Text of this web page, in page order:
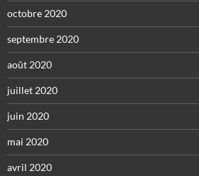
octobre 2020
septembre 2020
août 2020
juillet 2020
juin 2020
mai 2020
avril 2020